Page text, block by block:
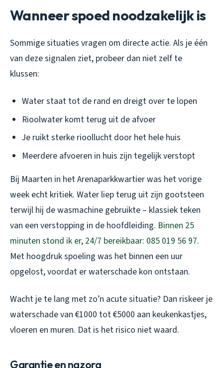
Wanneer spoed noodzakelijk is
Sommige situaties vragen om directe actie. Als je één
van deze signalen ziet, probeer dan niet zelf te
klussen:
Water staat tot de rand en dreigt over te lopen
Rioolwater komt terug uit de afvoer
Je ruikt sterke rioollucht door het hele huis
Meerdere afvoeren in huis zijn tegelijk verstopt
Bij Maarten in het Arenaparkkwartier was het vorige
week echt kritiek. Water liep terug uit zijn gootsteen
terwijl hij de wasmachine gebruikte – klassiek teken
van een verstopping in de hoofdleiding. Binnen 25
minuten stond ik er, 24/7 bereikbaar: 085 019 56 97.
Met hoogdruk spoeling was het binnen een uur
opgelost, voordat er waterschade kon ontstaan.
Wacht je te lang met zo’n acute situatie? Dan riskeer je
waterschade van €1000 tot €5000 aan keukenkastjes,
vloeren en muren. Dat is het risico niet waard.
Garantie en nazorg